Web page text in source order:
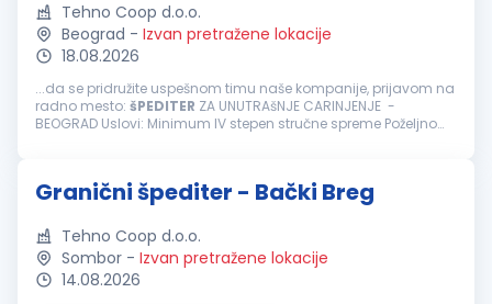
Tehno Coop d.o.o.
Beograd - Izvan pretražene lokacije
18.08.2026
...da se pridružite uspešnom timu naše kompanije, prijavom na
radno mesto: šPEDITER ZA UNUTRAšNJE CARINJENJE -
BEOGRAD Uslovi: Minimum IV stepen stručne spreme Poželjno
Granični špediter - Bački Breg
Tehno Coop d.o.o.
Sombor - Izvan pretražene lokacije
14.08.2026